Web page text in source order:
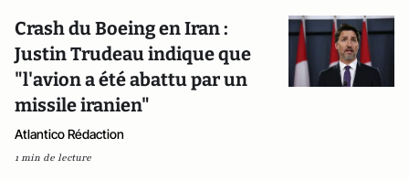
Crash du Boeing en Iran :
Justin Trudeau indique que
"l'avion a été abattu par un
missile iranien"
Atlantico Rédaction
1 min de lecture